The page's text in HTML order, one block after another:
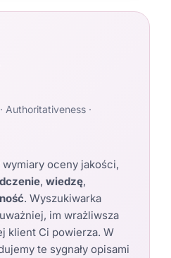
Authoritativeness ·
oceny jakości,
, wiedzę,
. Wyszukiwarka
im wrażliwsza
klient Ci powierza. W
te sygnały opisami